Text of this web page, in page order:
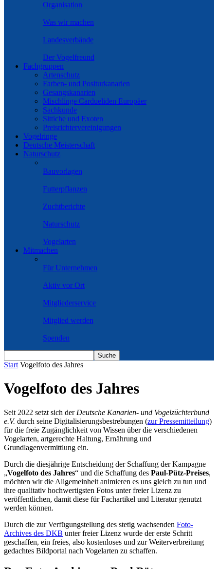
Organisation
Was wir machen
Landesverbände
Der Vogelfreund
Fachgruppen
Artenschutz
Farben- und Positurkanarien
Gesangskanarien
Mischlinge Cardueliden Europäer
Sachkunde
Sittiche und Exoten
Preisrichtervereinigungen
Vogelringe
Deutsche Meisterschaft
Naturschutz
Bauvorlagen
Futterpflanzen
Zuchtberichte
Naturschutz
Vogelarten
Mitmachen
Für Unternehmen
Aktiv vor Ort
Mitgliederservice
Mitglied werden
Spenden
Start Vogelfoto des Jahres
Vogelfoto des Jahres
Seit 2022 setzt sich der Deutsche Kanarien- und Vogelzüchterbund
e.V. durch seine Digitalisierungsbestrebungen (zur Pressemitteilung)
für die freie Zugänglichkeit von Wissen über die verschiedenen
Vogelarten, artgerechte Haltung, Ernährung und
Grundlagenvermittlung ein.
Durch die diesjährige Entscheidung der Schaffung der Kampagne
„Vogelfoto des Jahres“ und die Schaffung des Paul-Pütz-Preises,
möchten wir die Allgemeinheit animieren es uns gleich zu tun und
ihre qualitativ hochwertigsten Fotos unter freier Lizenz zu
veröffentlichen, damit diese für Fachartikel und Literatur genutzt
werden können.
Durch die zur Verfügungstellung des stetig wachsenden Foto-
Archives des DKB unter freier Lizenz wurde der erste Schritt
geschaffen, ein freies, also kostenloses und zur Weiterverbreitung
gedachtes Bildportal nach Vogelarten zu schaffen.